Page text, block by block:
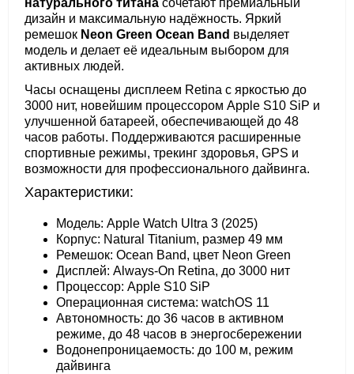
натурального титана сочетают премиальный
дизайн и максимальную надёжность. Яркий
ремешок Neon Green Ocean Band выделяет
модель и делает её идеальным выбором для
активных людей.
Часы оснащены дисплеем Retina с яркостью до
3000 нит, новейшим процессором Apple S10 SiP и
улучшенной батареей, обеспечивающей до 48
часов работы. Поддерживаются расширенные
спортивные режимы, трекинг здоровья, GPS и
возможности для профессионального дайвинга.
Характеристики:
Модель: Apple Watch Ultra 3 (2025)
Корпус: Natural Titanium, размер 49 мм
Ремешок: Ocean Band, цвет Neon Green
Дисплей: Always-On Retina, до 3000 нит
Процессор: Apple S10 SiP
Операционная система: watchOS 11
Автономность: до 36 часов в активном
режиме, до 48 часов в энергосбережении
Водонепроницаемость: до 100 м, режим
дайвинга